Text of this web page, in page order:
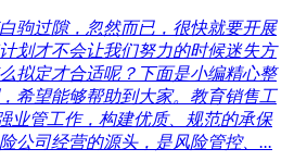
驹过隙，忽然而已，很快就要开展
划才不会让我们努力的时候迷失方
拟定才合适呢？下面是小编精心整
希望能够帮助到大家。教育销售工
业管工作，构建优质、规范的承保
公司经营的源头，是风险管控、...